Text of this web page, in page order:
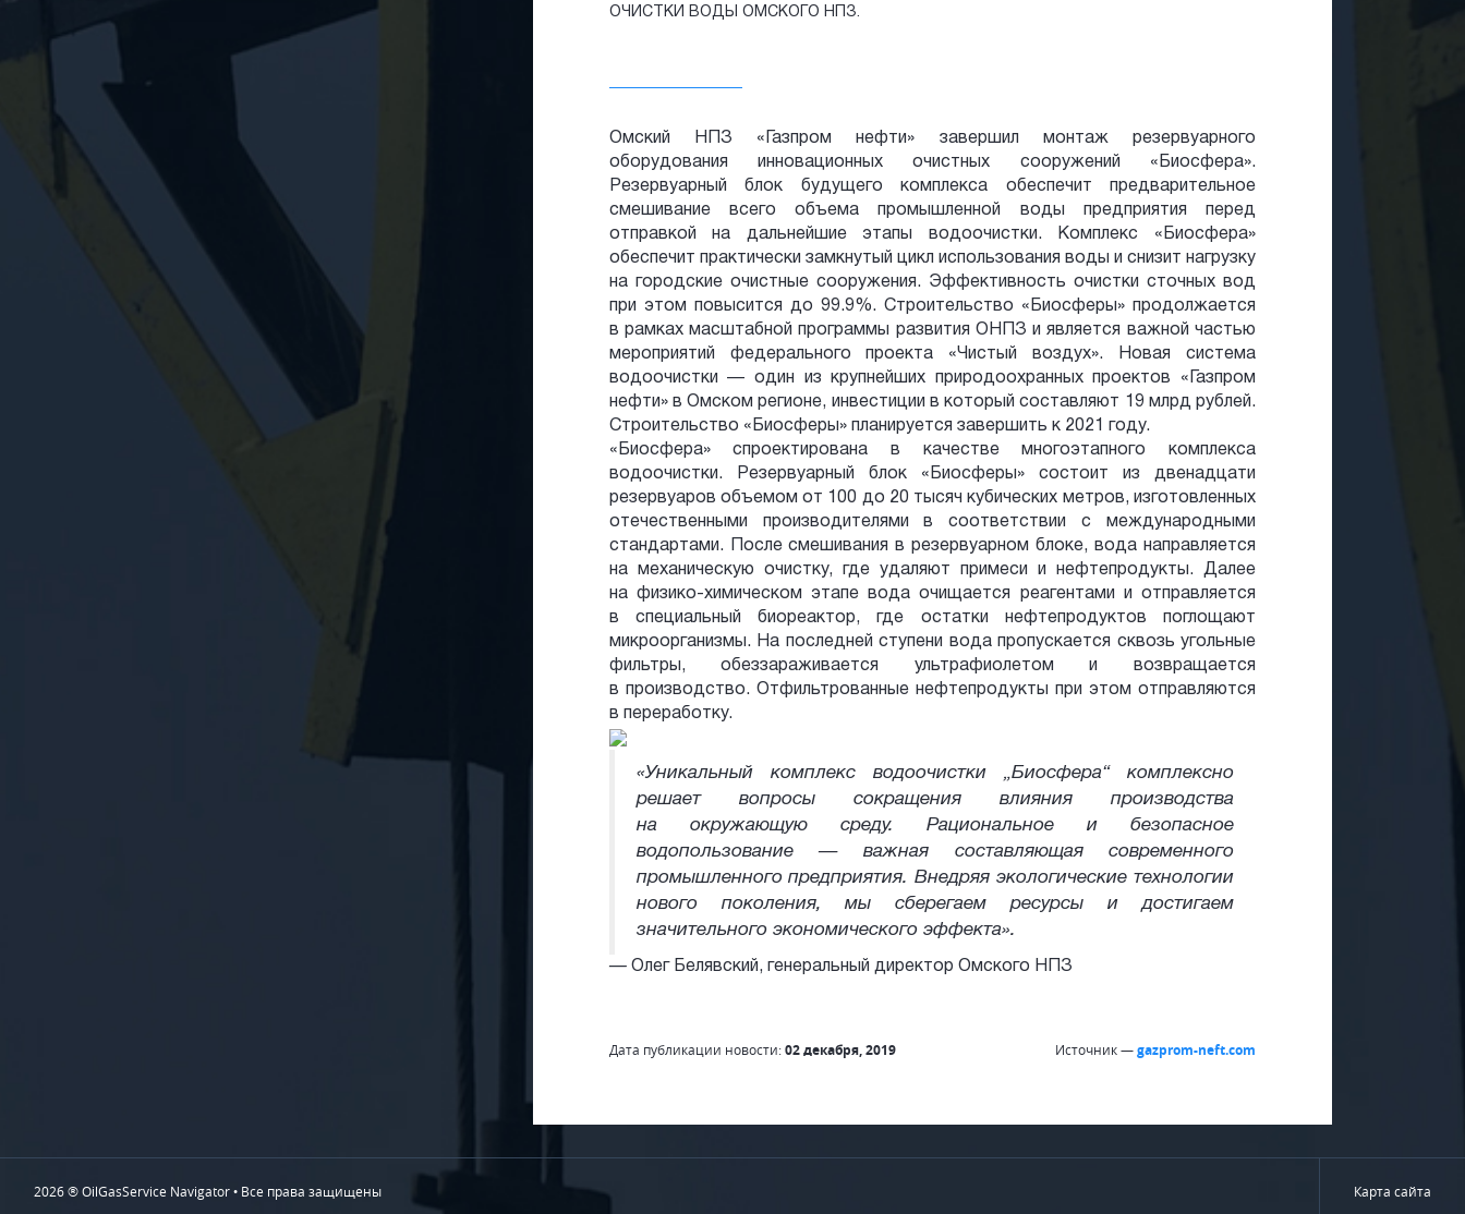
ОЧИСТКИ ВОДЫ ОМСКОГО НПЗ.
Омский НПЗ «Газпром нефти» завершил монтаж резервуарного
оборудования инновационных очистных сооружений «Биосфера».
Резервуарный блок будущего комплекса обеспечит предварительное
смешивание всего объема промышленной воды предприятия перед
отправкой на дальнейшие этапы водоочистки. Комплекс «Биосфера»
обеспечит практически замкнутый цикл использования воды и снизит нагрузку
на городские очистные сооружения. Эффективность очистки сточных вод
при этом повысится до 99.9%. Строительство «Биосферы» продолжается
в рамках масштабной программы развития ОНПЗ и является важной частью
мероприятий федерального проекта «Чистый воздух». Новая система
водоочистки — один из крупнейших природоохранных проектов «Газпром
нефти» в Омском регионе, инвестиции в который составляют 19 млрд рублей.
Строительство «Биосферы» планируется завершить к 2021 году.
«Биосфера» спроектирована в качестве многоэтапного комплекса
водоочистки. Резервуарный блок «Биосферы» состоит из двенадцати
резервуаров объемом от 100 до 20 тысяч кубических метров, изготовленных
отечественными производителями в соответствии с международными
стандартами. После смешивания в резервуарном блоке, вода направляется
на механическую очистку, где удаляют примеси и нефтепродукты. Далее
на физико-химическом этапе вода очищается реагентами и отправляется
в специальный биореактор, где остатки нефтепродуктов поглощают
микроорганизмы. На последней ступени вода пропускается сквозь угольные
фильтры, обеззараживается ультрафиолетом и возвращается
в производство. Отфильтрованные нефтепродукты при этом отправляются
в переработку.
«Уникальный комплекс водоочистки „Биосфера“ комплексно
решает вопросы сокращения влияния производства
на окружающую среду. Рациональное и безопасное
водопользование — важная составляющая современного
промышленного предприятия. Внедряя экологические технологии
нового поколения, мы сберегаем ресурсы и достигаем
значительного экономического эффекта».
— Олег Белявский, генеральный директор Омского НПЗ
Дата публикации новости:02 декабря, 2019 Источник —gazprom-neft.com
2026 ® OilGasService Navigator • Все права защищены Карта сайта